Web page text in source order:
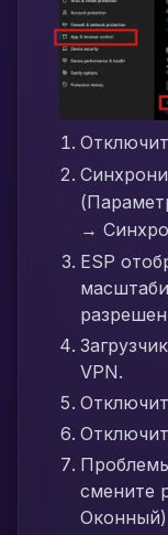
→
ESP
VPN.
смените